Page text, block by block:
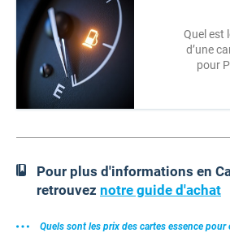
Quel est
d’une
pour
Pour plus d'informations en
retrouvez notre guide d'achat
Quels sont les prix des cartes essence pour